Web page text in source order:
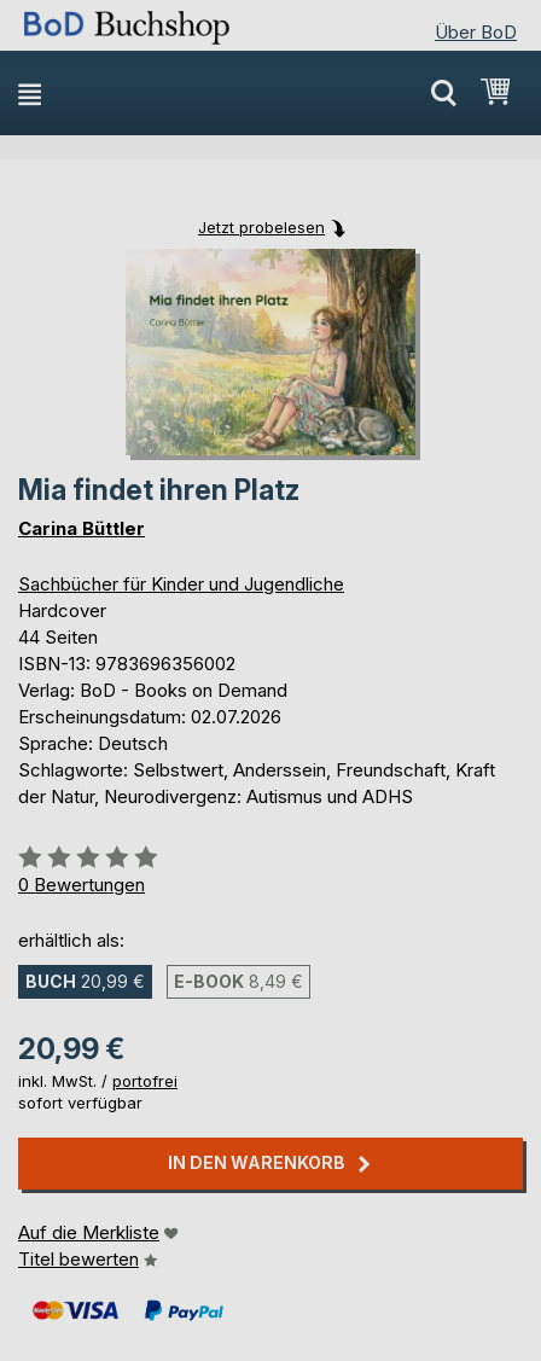
Über BoD
Direkt
zum
Inhalt
Jetzt probelesen
Skip
to
the
end
of
the
images
gallery
Skip
to
the
beginning
of
the
images
gallery
Mia findet ihren Platz
Carina Büttler
Sachbücher für Kinder und Jugendliche
Hardcover
44 Seiten
ISBN-13: 9783696356002
Verlag: BoD - Books on Demand
Erscheinungsdatum: 02.07.2026
Sprache: Deutsch
Schlagworte: Selbstwert, Anderssein, Freundschaft, Kraft
der Natur, Neurodivergenz: Autismus und ADHS
Bewertung::
0%
0 Bewertungen
erhältlich als:
BUCH 20,99 € E-BOOK 8,49 €
20,99 €
inkl. MwSt. / portofrei
sofort verfügbar
IN DEN WARENKORB
Auf die Merkliste
Titel bewerten